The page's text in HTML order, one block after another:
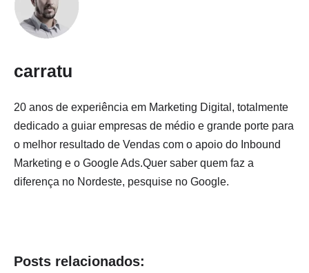
carratu
20 anos de experiência em Marketing Digital, totalmente
dedicado a guiar empresas de médio e grande porte para
o melhor resultado de Vendas com o apoio do Inbound
Marketing e o Google Ads.Quer saber quem faz a
diferença no Nordeste, pesquise no Google.
Posts relacionados: